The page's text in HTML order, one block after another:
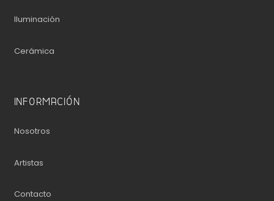
Iluminación
Cerámica
INFORMACIÓN
Nosotros
Artistas
Contacto